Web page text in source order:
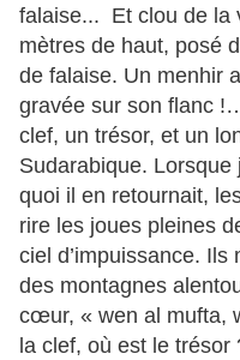
falaise... Et clou de la
mètres de haut, posé
de falaise. Un menhir
gravée sur son flanc
clef, un trésor, et un
Sudarabique. Lorsque
quoi il en retournait,
rire les joues pleines
ciel d’impuissance. Ils
des montagnes
cœur, « wen al mufta,
la clef, où est le